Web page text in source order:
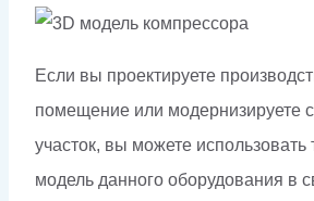
Если вы проектируете
помещение или модернизируете
участок, вы можете использовать
модель данного оборудования в